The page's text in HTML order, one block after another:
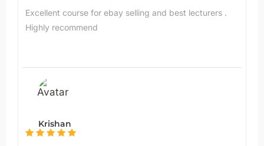
Excellent course for ebay selling and best lecturers .
Highly recommend
Krishan